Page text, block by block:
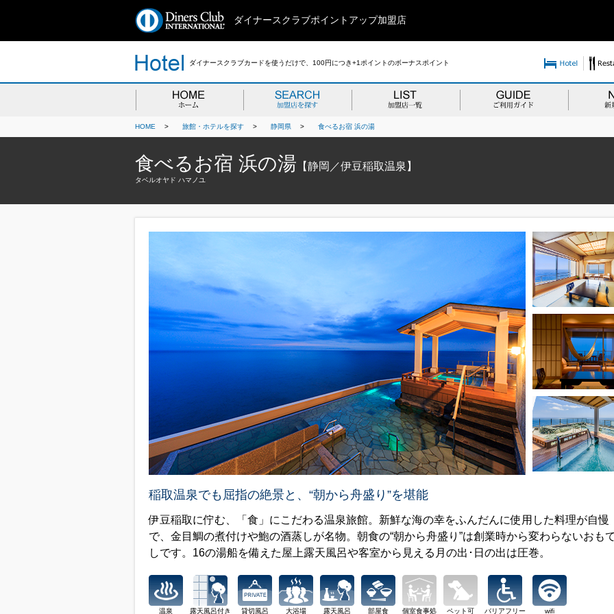
ダイナースクラブポイントアップ加盟店
ダイナースクラブカードを使うだけで、100円につき+1ポイントのボーナスポイント
HOME > 旅館・ホテルを探す > 静岡県 > 食べるお宿 浜の湯
食べるお宿 浜の湯 【静岡／伊豆稲取温泉】
タベルオヤド ハマノユ
稲取温泉でも屈指の絶景と、“朝から舟盛り”を堪能
伊豆稲取に佇む、「食」にこだわる温泉旅館。新鮮な海の幸をふんだんに使用した料理が自慢
で、金目鯛の煮付けや鮑の酒蒸しが名物。朝食の“朝から舟盛り”は創業時から変わらないおも
しです。16の湯船を備えた屋上露天風呂や客室から見える月の出･日の出は圧巻。
温泉 露天風呂付き 貸切風呂 大浴場 露天風呂 部屋食 個室食事処 ペット可 バリアフリー wifi